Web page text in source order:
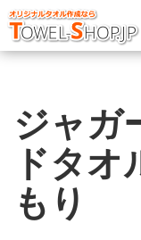
ジャ
ドタ
もり